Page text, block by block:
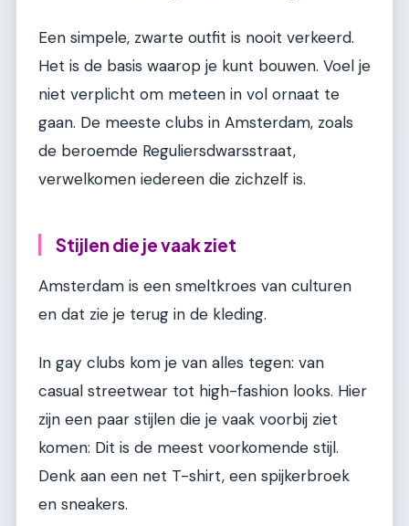
Een simpele, zwarte outfit is nooit verkeerd.
Het is de basis waarop je kunt bouwen. Voel je
niet verplicht om meteen in vol ornaat te
gaan. De meeste clubs in Amsterdam, zoals
de beroemde Reguliersdwarsstraat,
verwelkomen iedereen die zichzelf is.
Stijlen die je vaak ziet
Amsterdam is een smeltkroes van culturen
en dat zie je terug in de kleding.
In gay clubs kom je van alles tegen: van
casual streetwear tot high-fashion looks. Hier
zijn een paar stijlen die je vaak voorbij ziet
komen: Dit is de meest voorkomende stijl.
Denk aan een net T-shirt, een spijkerbroek
en sneakers.